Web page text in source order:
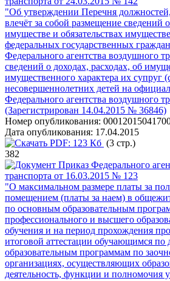
"Об утверждении Перечня
влечёт за собой размещение сведений
имуществе и обязательствах
федеральных государственных
Федерального агентства воздушного
сведений о доходах, расходах, об
имущественного характера их супруг
несовершеннолетних детей на
Федерального агентства воздушного
(Зарегистрирован 14.04.2015 № 36846)
Номер опубликования:
Дата опубликования: 17.04.2015
PDF: 123 Кб (3 стр.)
382
Приказ Федерального
транспорта от 16.03.2015 № 123
"О максимальном размере платы за
помещением (платы за наем) в
по основным образовательным
профессионального и высшего
обучения и на период прохождения
итоговой аттестации обучающимся
образовательным программам по
организациях, осуществляющих
деятельность, функции и полномочия